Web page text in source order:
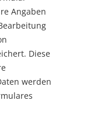
Angaben
Diese
werden